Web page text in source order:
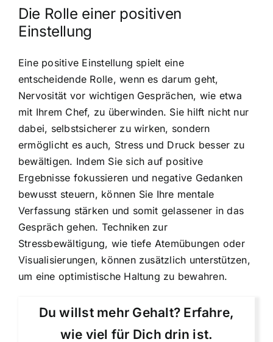
Die Rolle einer positiven
Einstellung
Eine positive Einstellung spielt eine
entscheidende Rolle, wenn es darum geht,
Nervosität vor wichtigen Gesprächen, wie etwa
mit Ihrem Chef, zu überwinden. Sie hilft nicht nur
dabei, selbstsicherer zu wirken, sondern
ermöglicht es auch, Stress und Druck besser zu
bewältigen. Indem Sie sich auf positive
Ergebnisse fokussieren und negative Gedanken
bewusst steuern, können Sie Ihre mentale
Verfassung stärken und somit gelassener in das
Gespräch gehen. Techniken zur
Stressbewältigung, wie tiefe Atemübungen oder
Visualisierungen, können zusätzlich unterstützen,
um eine optimistische Haltung zu bewahren.
Du willst mehr Gehalt? Erfahre,
wie viel für Dich drin ist.